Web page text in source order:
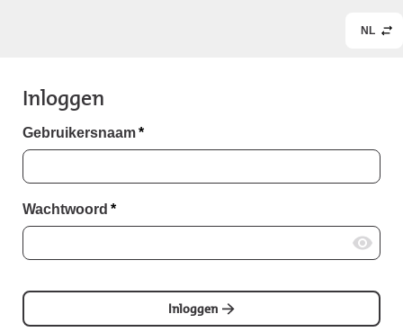
NL
Inloggen
Gebruikersnaam*
Wachtwoord *
Inloggen